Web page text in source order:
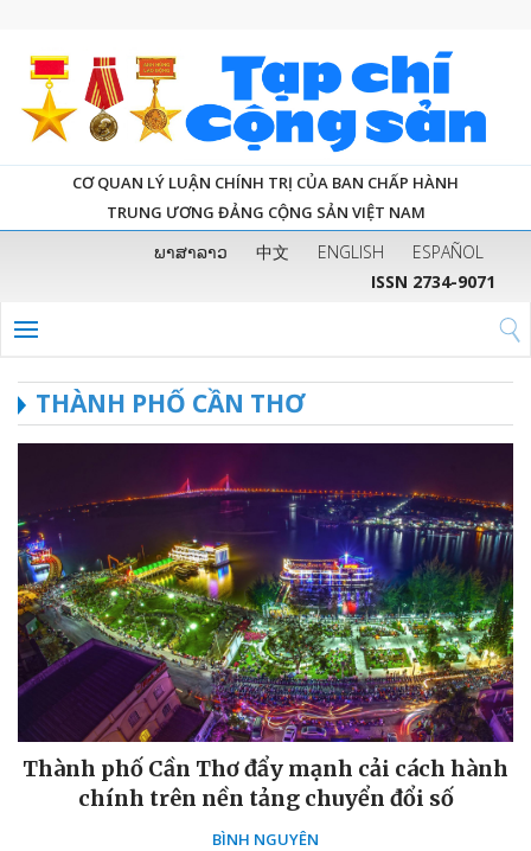
CƠ QUAN LÝ LUẬN CHÍNH TRỊ CỦA BAN CHẤP HÀNH
TRUNG ƯƠNG ĐẢNG CỘNG SẢN VIỆT NAM
ພາສາລາວ 中文 ENGLISH
ESPAÑOL
ISSN 2734-9071
THÀNH PHỐ CẦN THƠ
Thành phố Cần Thơ đẩy mạnh cải cách hành
chính trên nền tảng chuyển đổi số
BÌNH NGUYÊN